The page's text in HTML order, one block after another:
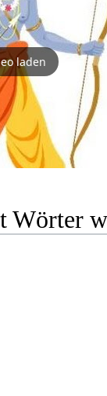
laden
Wörter